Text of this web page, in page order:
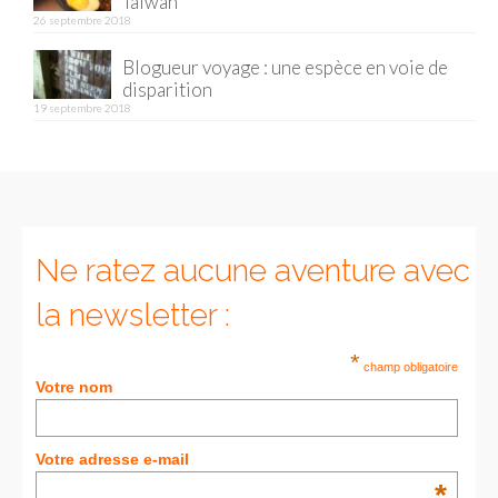
Danemark
Royaume-Uni
GUIDES FOOD
– Munich
26 septembre 2018
Blogueur voyage : une espèce en voie de
disparition
19 septembre 2018
Ne ratez aucune aventure avec
la newsletter :
* champ obligatoire
Votre nom
Votre adresse e-mail